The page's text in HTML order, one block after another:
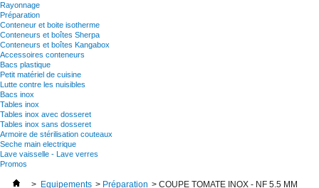
Rayonnage
Préparation
Conteneur et boite isotherme
Conteneurs et boîtes Sherpa
Conteneurs et boîtes Kangabox
Accessoires conteneurs
Bacs plastique
Petit matériel de cuisine
Lutte contre les nuisibles
Bacs inox
Tables inox
Tables inox avec dosseret
Tables inox sans dosseret
Armoire de stérilisation couteaux
Seche main electrique
Lave vaisselle - Lave verres
Promos
> Equipements > Préparation > COUPE TOMATE INOX - NF 5.5 MM